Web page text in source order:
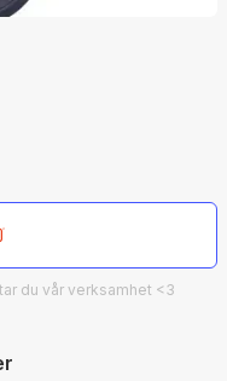
du vår verksamhet <3